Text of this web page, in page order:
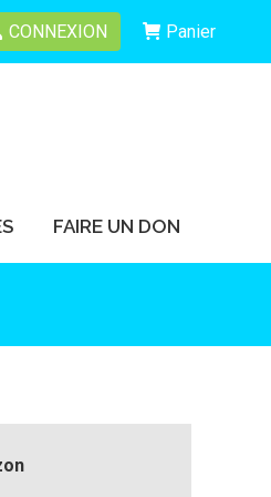
CONNEXION Panier
FAIRE UN DON
FAIRE UN DON